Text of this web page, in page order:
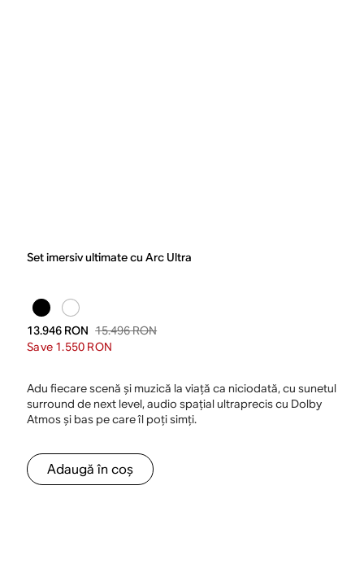
Set imersiv ultimate cu Arc Ultra
13.946 RON 15.496 RON
Save 1.550 RON
Adu fiecare scenă și muzică la viață ca niciodată, cu sunetul
surround de next level, audio spațial ultraprecis cu Dolby
Atmos și bas pe care îl poți simți.
Adaugă în coș